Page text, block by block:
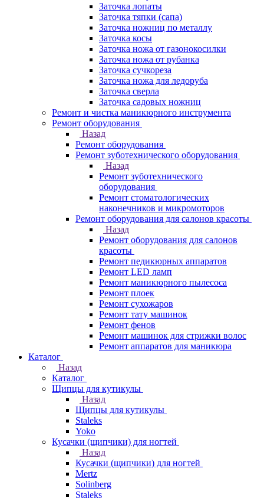
Заточка лопаты
Заточка тяпки (сапа)
Заточка ножниц по металлу
Заточка косы
Заточка ножа от газонокосилки
Заточка ножа от рубанка
Заточка сучкореза
Заточка ножа для ледоруба
Заточка сверла
Заточка садовых ножниц
Ремонт и чистка маникюрного инструмента
Ремонт оборудования
Назад
Ремонт оборудования
Ремонт зуботехнического оборудования
Назад
Ремонт зуботехнического
оборудования
Ремонт стоматологических
наконечников и микромоторов
Ремонт оборудования для салонов красоты
Назад
Ремонт оборудования для салонов
красоты
Ремонт педикюрных аппаратов
Ремонт LED ламп
Ремонт маникюрного пылесоса
Ремонт плоек
Ремонт сухожаров
Ремонт тату машинок
Ремонт фенов
Ремонт машинок для стрижки волос
Ремонт аппаратов для маникюра
Каталог
Назад
Каталог
Щипцы для кутикулы
Назад
Щипцы для кутикулы
Staleks
Yoko
Кусачки (щипчики) для ногтей
Назад
Кусачки (щипчики) для ногтей
Mertz
Solinberg
Staleks